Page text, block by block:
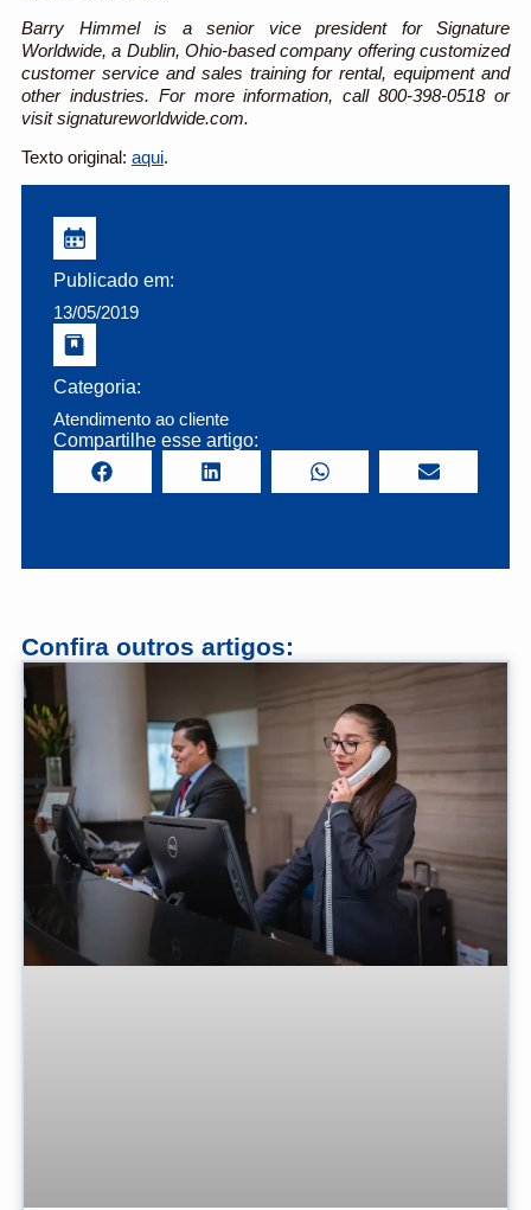
Barry Himmel is a senior vice president for Signature
Worldwide, a Dublin, Ohio-based company offering customized
customer service and sales training for rental, equipment and
other industries. For more information, call 800-398-0518 or
visit signatureworldwide.com.
Texto original: aqui.
Publicado em:
13/05/2019
Categoria:
Atendimento ao cliente
Compartilhe esse artigo:
Confira outros artigos: